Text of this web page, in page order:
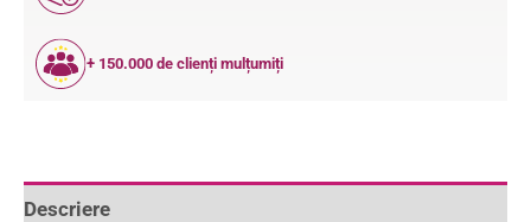
+ 150.000 de clienți mulțumiți
Descriere